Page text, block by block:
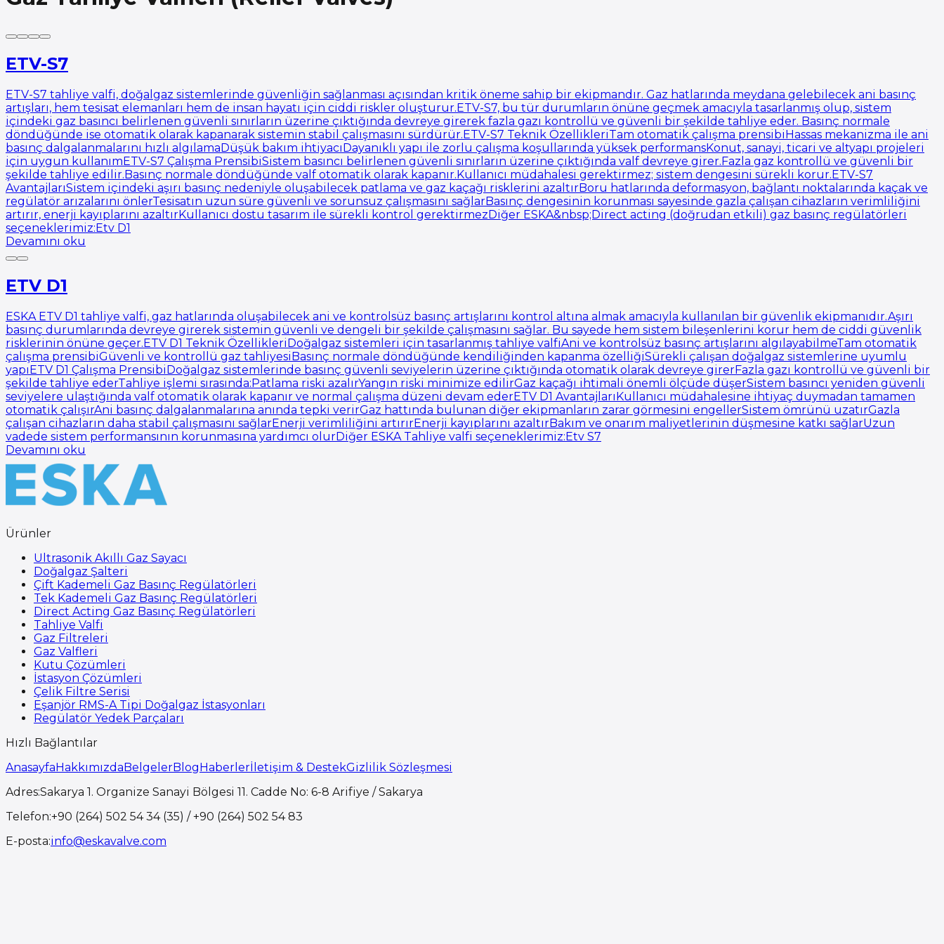
ETV-S7
ETV-S7 tahliye valfi, doğalgaz sistemlerinde güvenliğin sağlanması açısından kritik öneme sahip bir ekipmandır. Gaz hatlarında meydana gelebilecek ani basınç
artışları, hem tesisat elemanları hem de insan hayatı için ciddi riskler oluşturur.ETV-S7, bu tür durumların önüne geçmek amacıyla tasarlanmış olup, sistem
içindeki gaz basıncı belirlenen güvenli sınırların üzerine çıktığında devreye girerek fazla gazı kontrollü ve güvenli bir şekilde tahliye eder. Basınç normale
döndüğünde ise otomatik olarak kapanarak sistemin stabil çalışmasını sürdürür.ETV-S7 Teknik ÖzellikleriTam otomatik çalışma prensibiHassas mekanizma ile ani
basınç dalgalanmalarını hızlı algılamaDüşük bakım ihtiyacıDayanıklı yapı ile zorlu çalışma koşullarında yüksek performansKonut, sanayi, ticari ve altyapı projeleri
için uygun kullanımETV-S7 Çalışma PrensibiSistem basıncı belirlenen güvenli sınırların üzerine çıktığında valf devreye girer.Fazla gaz kontrollü ve güvenli bir
şekilde tahliye edilir.Basınç normale döndüğünde valf otomatik olarak kapanır.Kullanıcı müdahalesi gerektirmez; sistem dengesini sürekli korur.ETV-S7
AvantajlarıSistem içindeki aşırı basınç nedeniyle oluşabilecek patlama ve gaz kaçağı risklerini azaltırBoru hatlarında deformasyon, bağlantı noktalarında kaçak ve
regülatör arızalarını önlerTesisatın uzun süre güvenli ve sorunsuz çalışmasını sağlarBasınç dengesinin korunması sayesinde gazla çalışan cihazların verimliliğini
artırır, enerji kayıplarını azaltırKullanıcı dostu tasarım ile sürekli kontrol gerektirmezDiğer ESKA&nbsp;Direct acting (doğrudan etkili) gaz basınç regülatörleri
seçeneklerimiz:Etv D1
Devamını oku
ETV D1
ESKA ETV D1 tahliye valfi, gaz hatlarında oluşabilecek ani ve kontrolsüz basınç artışlarını kontrol altına almak amacıyla kullanılan bir güvenlik ekipmanıdır.Aşırı
basınç durumlarında devreye girerek sistemin güvenli ve dengeli bir şekilde çalışmasını sağlar. Bu sayede hem sistem bileşenlerini korur hem de ciddi güvenlik
risklerinin önüne geçer.ETV D1 Teknik ÖzellikleriDoğalgaz sistemleri için tasarlanmış tahliye valfiAni ve kontrolsüz basınç artışlarını algılayabilmeTam otomatik
çalışma prensibiGüvenli ve kontrollü gaz tahliyesiBasınç normale döndüğünde kendiliğinden kapanma özelliğiSürekli çalışan doğalgaz sistemlerine uyumlu
yapıETV D1 Çalışma PrensibiDoğalgaz sistemlerinde basınç güvenli seviyelerin üzerine çıktığında otomatik olarak devreye girerFazla gazı kontrollü ve güvenli bir
şekilde tahliye ederTahliye işlemi sırasında:Patlama riski azalırYangın riski minimize edilirGaz kaçağı ihtimali önemli ölçüde düşerSistem basıncı yeniden güvenli
seviyelere ulaştığında valf otomatik olarak kapanır ve normal çalışma düzeni devam ederETV D1 AvantajlarıKullanıcı müdahalesine ihtiyaç duymadan tamamen
otomatik çalışırAni basınç dalgalanmalarına anında tepki verirGaz hattında bulunan diğer ekipmanların zarar görmesini engellerSistem ömrünü uzatırGazla
çalışan cihazların daha stabil çalışmasını sağlarEnerji verimliliğini artırırEnerji kayıplarını azaltırBakım ve onarım maliyetlerinin düşmesine katkı sağlarUzun
vadede sistem performansının korunmasına yardımcı olurDiğer ESKA Tahliye valfi seçeneklerimiz:Etv S7
Devamını oku
Ürünler
Ultrasonik Akıllı Gaz Sayacı
Doğalgaz Şalteri
Çift Kademeli Gaz Basınç Regülatörleri
Tek Kademeli Gaz Basınç Regülatörleri
Direct Acting Gaz Basınç Regülatörleri
Tahliye Valfi
Gaz Filtreleri
Gaz Valfleri
Kutu Çözümleri
İstasyon Çözümleri
Çelik Filtre Serisi
Eşanjör RMS-A Tipi Doğalgaz İstasyonları
Regülatör Yedek Parçaları
Hızlı Bağlantılar
AnasayfaHakkımızdaBelgelerBlogHaberlerİletişim & DestekGizlilik Sözleşmesi
Adres:Sakarya 1. Organize Sanayi Bölgesi 11. Cadde No: 6-8 Arifiye / Sakarya
Telefon:+90 (264) 502 54 34 (35) / +90 (264) 502 54 83
E-posta:info@eskavalve.com